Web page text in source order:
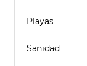
Playas
Sanidad